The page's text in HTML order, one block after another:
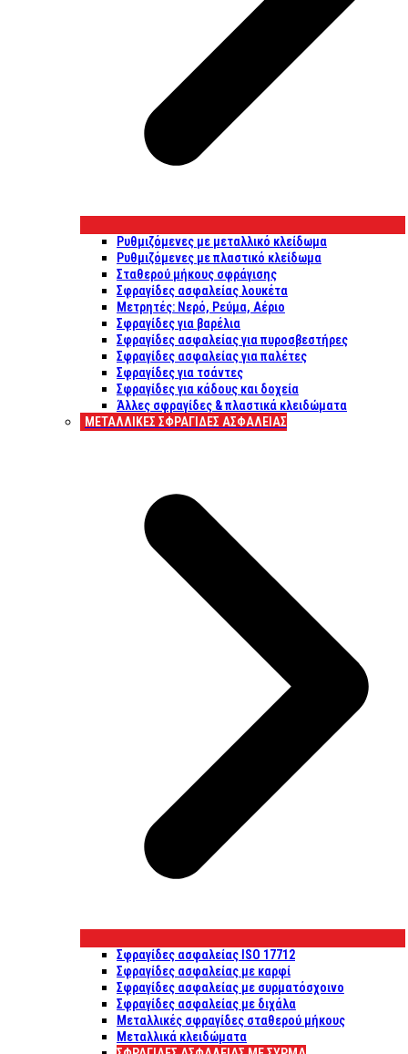
Ρυθμιζόμενες με μεταλλικό κλείδωμα
Ρυθμιζόμενες με πλαστικό κλείδωμα
Σταθερού μήκους σφράγισης
Σφραγίδες ασφαλείας λουκέτα
Μετρητές: Νερό, Ρεύμα, Αέριο
Σφραγίδες για βαρέλια
Σφραγίδες ασφαλείας για πυροσβεστήρες
Σφραγίδες ασφαλείας για παλέτες
Σφραγίδες για τσάντες
Σφραγίδες για κάδους και δοχεία
Άλλες σφραγίδες & πλαστικά κλειδώματα
ΜΕΤΑΛΛΙΚΕΣ ΣΦΡΑΓΙΔΕΣ ΑΣΦΑΛΕΙΑΣ
Σφραγίδες ασφαλείας ISO 17712
Σφραγίδες ασφαλείας με καρφί
Σφραγίδες ασφαλείας με συρματόσχοινο
Σφραγίδες ασφαλείας με διχάλα
Μεταλλικές σφραγίδες σταθερού μήκους
Μεταλλικά κλειδώματα